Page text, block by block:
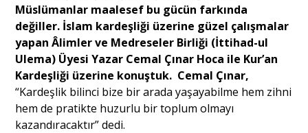
Yorum - Analiz
Söyleşi
Yazı Dizisi
Müslümanlar maalesef bu gücün farkında
değiller. İslam kardeşliği üzerine güzel çalışmalar
yapan Âlimler ve Medreseler Birliği (İttihad-ul
Ulema) Üyesi Yazar Cemal Çınar Hoca ile Kur’an
Kardeşliği üzerine konuştuk. Cemal Çınar,
“Kardeşlik bilinci bize bir arada yaşayabilme hem zihni
hem de pratikte huzurlu bir toplum olmayı
kazandıracaktır” dedi.